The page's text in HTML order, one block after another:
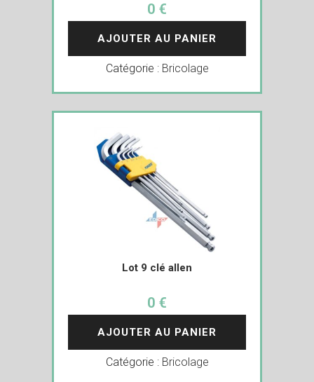
0 €
AJOUTER AU PANIER
Catégorie : Bricolage
Lot 9 clé allen
0 €
AJOUTER AU PANIER
Catégorie : Bricolage